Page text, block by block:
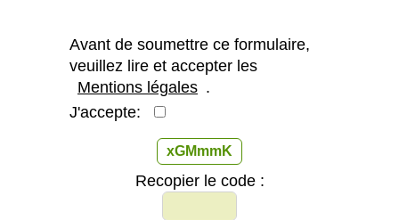
Avant de soumettre ce formulaire,
veuillez lire et accepter les
Mentions légales .
J'accepte:
xGMmmK
Recopier le code :